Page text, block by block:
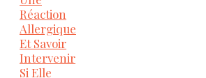
Réaction
Allergique
Et Savoir
Intervenir
Si Elle